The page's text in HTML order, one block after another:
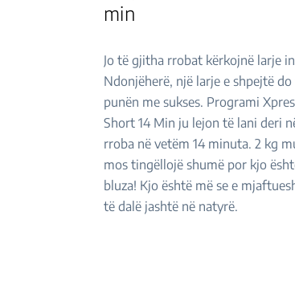
min
Jo të gjitha rrobat kërkojnë larje
Ndonjëherë, një larje e shpejtë
punën me sukses. Programi
Short 14 Min ju lejon të lani deri
rroba në vetëm 14 minuta. 2 kg
mos tingëllojë shumë por kjo
bluza! Kjo është më se e
të dalë jashtë në natyrë.